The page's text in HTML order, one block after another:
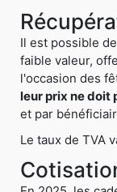
Il est possible
faible valeur,
l'occasion des
leur prix ne doit
et par
Le taux de TVA